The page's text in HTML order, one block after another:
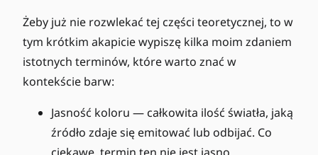
Żeby już nie rozwlekać tej części teoretycznej, to w
tym krótkim akapicie wypiszę kilka moim zdaniem
istotnych terminów, które warto znać w
kontekście barw:
Jasność koloru — całkowita ilość światła, jaką
źródło zdaje się emitować lub odbijać. Co